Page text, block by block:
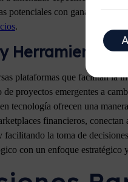
potenciales con ganancias en
.
Herramientas
plataformas que facilitan la
proyectos emergentes a
tecnología ofrecen una
financieros,
facilitando la toma de
con un enfoque estratégico